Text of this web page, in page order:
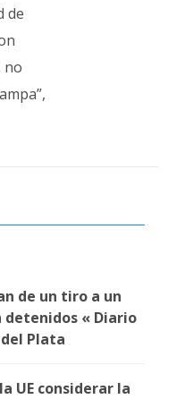
de
no
de un tiro a un
detenidos « Diario
Plata
UE considerar la